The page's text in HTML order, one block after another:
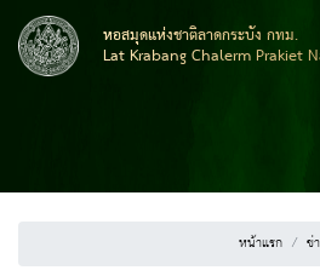
หอสมุดแห่งชาติลาดกระบัง กทม.
Lat Krabang Chalerm Prakiet
หน้าแรก ข่